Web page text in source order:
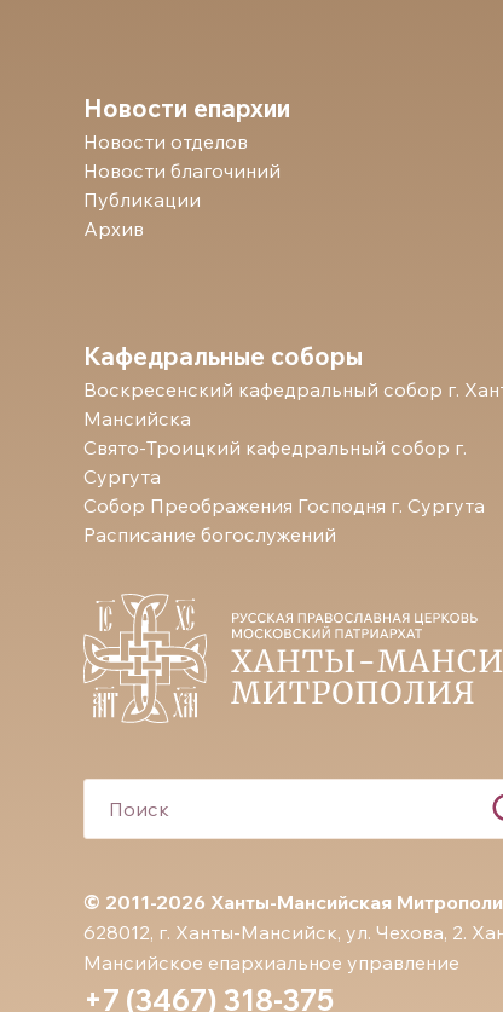
© 2011-2026 Ханты-Мансийская
628012, г. Ханты-Мансийск, ул. Чехова, 2.
Мансийское епархиальное управление
+7 (3467) 318-375
Новости епархии
Новости отделов
Новости благочиний
Публикации
Архив
Кафедральные соборы
Воскресенский кафедральный собор г.
Мансийска
Свято-Троицкий кафедральный собор г.
Сургута
Собор Преображения Господня г. Сургута
Расписание богослужений